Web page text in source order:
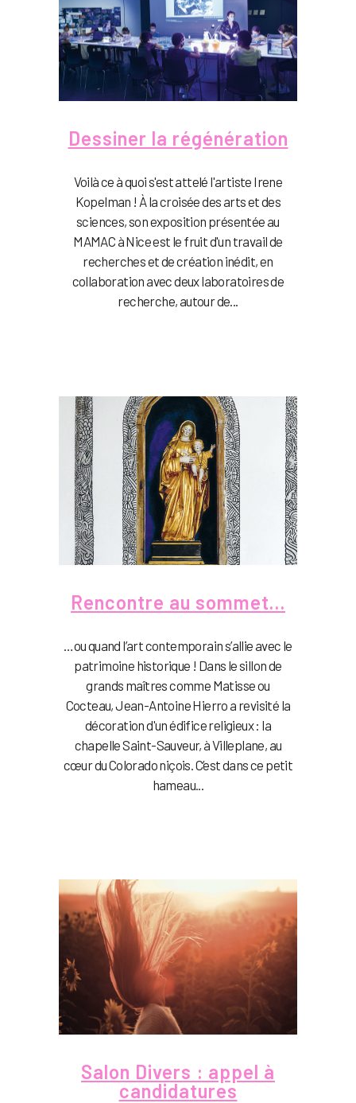
Dessiner la régénération
Voilà ce à quoi s'est attelé l'artiste Irene
Kopelman ! À la croisée des arts et des
sciences, son exposition présentée au
MAMAC à Nice est le fruit d'un travail de
recherches et de création inédit, en
collaboration avec deux laboratoires de
recherche, autour de...
Rencontre au sommet…
…ou quand l’art contemporain s’allie avec le
patrimoine historique ! Dans le sillon de
grands maîtres comme Matisse ou
Cocteau, Jean-Antoine Hierro a revisité la
décoration d'un édifice religieux : la
chapelle Saint-Sauveur, à Villeplane, au
cœur du Colorado niçois. C’est dans ce petit
hameau...
Salon Divers : appel à
candidatures